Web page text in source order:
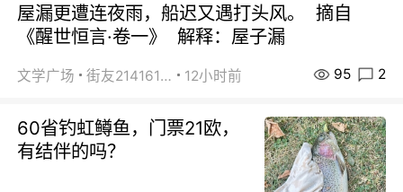
屋漏更遭连夜雨，船迟又遇打头风。 摘自
《醒世恒言·卷一》 解释：屋子漏
文学广场 街友21416156 12小时前 95 2
60省钓虹鳟鱼，门票21欧，
有结伴的吗？